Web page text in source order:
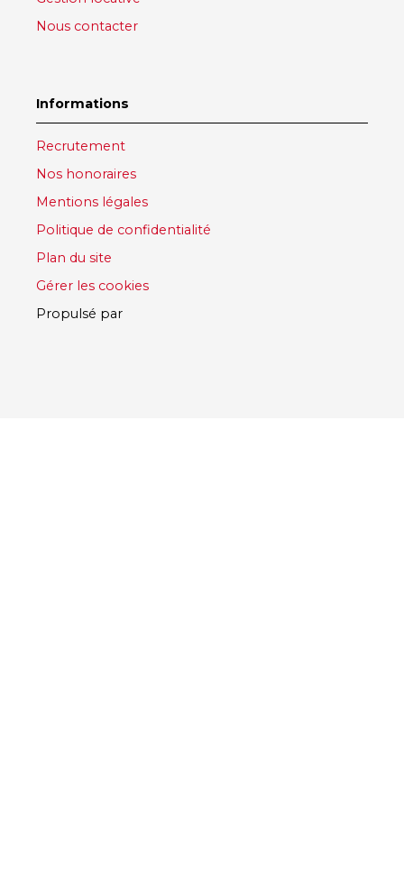
Nous contacter
Informations
Recrutement
Nos honoraires
Mentions légales
Politique de confidentialité
Plan du site
Gérer les cookies
Propulsé par